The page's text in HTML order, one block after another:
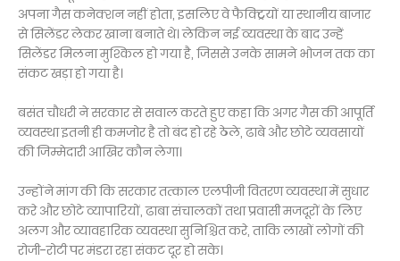
अपना गैस कनेक्शन नहीं होता, इसलिए वे फैक्ट्रियों या स्थानीय बाजार
से सिलेंडर लेकर खाना बनाते थे। लेकिन नई व्यवस्था के बाद उन्हें
सिलेंडर मिलना मुश्किल हो गया है, जिससे उनके सामने भोजन तक का
संकट खड़ा हो गया है।
बसंत चौधरी ने सरकार से सवाल करते हुए कहा कि अगर गैस की आपूर्ति
व्यवस्था इतनी ही कमजोर है तो बंद हो रहे ठेले, ढाबे और छोटे व्यवसायों
की जिम्मेदारी आखिर कौन लेगा।
उन्होंने मांग की कि सरकार तत्काल एलपीजी वितरण व्यवस्था में सुधार
करे और छोटे व्यापारियों, ढाबा संचालकों तथा प्रवासी मजदूरों के लिए
अलग और व्यावहारिक व्यवस्था सुनिश्चित करे, ताकि लाखों लोगों की
रोजी-रोटी पर मंडरा रहा संकट दूर हो सके।